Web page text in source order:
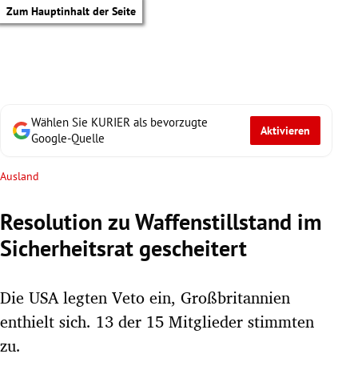
Zum Hauptinhalt der Seite
Wählen Sie KURIER als bevorzugte
Google-Quelle
Aktivieren
Ausland
Resolution zu Waffenstillstand im
Sicherheitsrat gescheitert
Die USA legten Veto ein, Großbritannien
enthielt sich. 13 der 15 Mitglieder stimmten
zu.